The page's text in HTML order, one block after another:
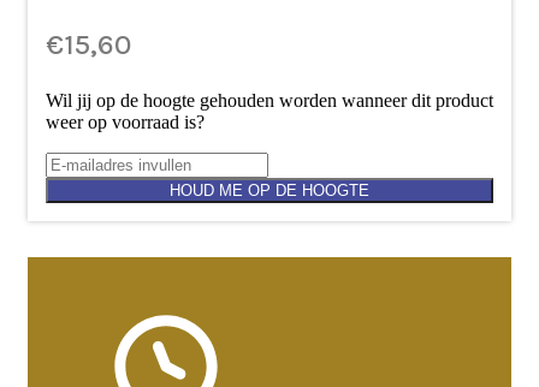
€15,60
Wil jij op de hoogte gehouden worden wanneer dit product
weer op voorraad is?
HOUD ME OP DE HOOGTE